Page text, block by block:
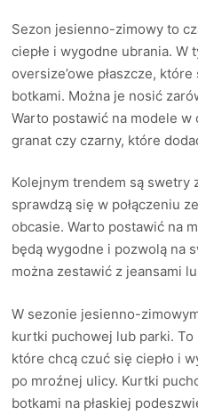
Sezon jesienno-zimowy to
ciepłe i wygodne ubrania. W
oversize’owe płaszcze,
botkami. Można je nosić
Warto postawić na modele
granat czy czarny, które
Kolejnym trendem są swetry
sprawdzą się w połączeniu
obcasie. Warto postawić na
będą wygodne i pozwolą na
można zestawić z jeansami
W sezonie jesienno-
kurtki puchowej lub parki.
które chcą czuć się ciepło i
po mroźnej ulicy. Kurtki
botkami na płaskiej